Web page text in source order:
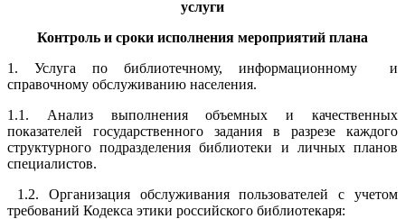
услуги
Контроль и сроки исполнения мероприятий плана
1. Услуга по библиотечному, информационному и
справочному обслуживанию населения.
1.1. Анализ выполнения объемных и качественных
показателей государственного задания в разрезе каждого
структурного подразделения библиотеки и личных планов
специалистов.
1.2. Организация обслуживания пользователей с учетом
требований Кодекса этики российского библиотекаря: